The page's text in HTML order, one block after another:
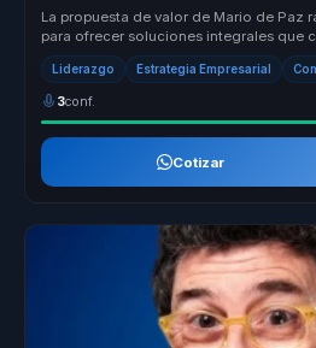
La propuesta de valor de Mario de Paz
para ofrecer soluciones integrales que
acción. Su enf...
Liderazgo Estrategia Empresarial
3conf.
Cotizar